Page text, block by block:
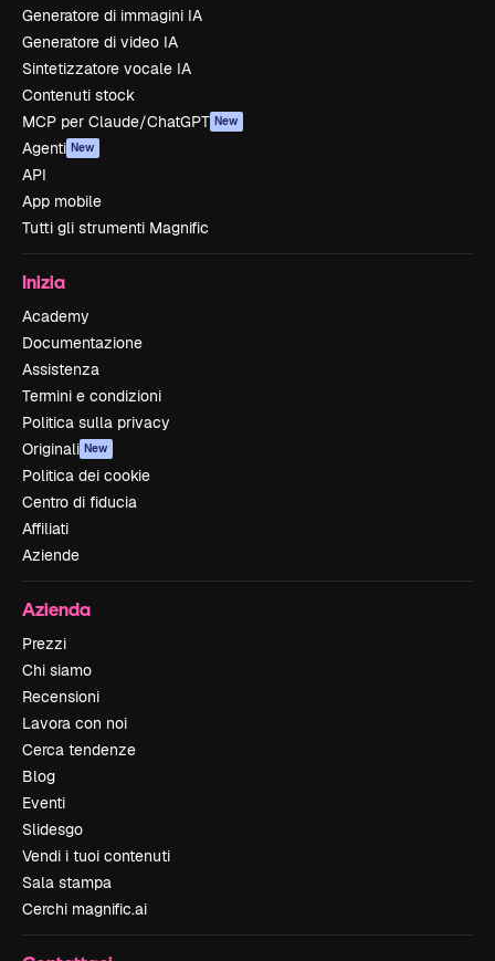
Generatore di immagini IA
Generatore di video IA
Sintetizzatore vocale IA
Contenuti stock
MCP per Claude/ChatGPT New
Agenti New
API
App mobile
Tutti gli strumenti Magnific
Inizia
Academy
Documentazione
Assistenza
Termini e condizioni
Politica sulla privacy
Originali New
Politica dei cookie
Centro di fiducia
Affiliati
Aziende
Azienda
Prezzi
Chi siamo
Recensioni
Lavora con noi
Cerca tendenze
Blog
Eventi
Slidesgo
Vendi i tuoi contenuti
Sala stampa
Cerchi magnific.ai